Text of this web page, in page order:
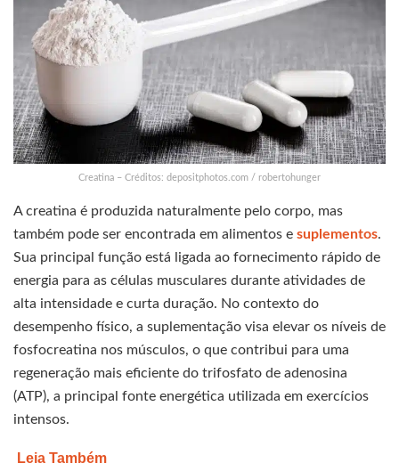
Creatina – Créditos: depositphotos.com / robertohunger
A creatina é produzida naturalmente pelo corpo, mas
também pode ser encontrada em alimentos e suplementos.
Sua principal função está ligada ao fornecimento rápido de
energia para as células musculares durante atividades de
alta intensidade e curta duração. No contexto do
desempenho físico, a suplementação visa elevar os níveis de
fosfocreatina nos músculos, o que contribui para uma
regeneração mais eficiente do trifosfato de adenosina
(ATP), a principal fonte energética utilizada em exercícios
intensos.
Leia Também